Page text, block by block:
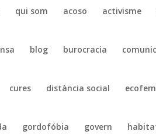
qui som acoso activisme
blog burocracia
cures distància social
gordofóbia govern